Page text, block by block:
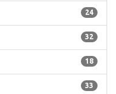
24
32
18
33